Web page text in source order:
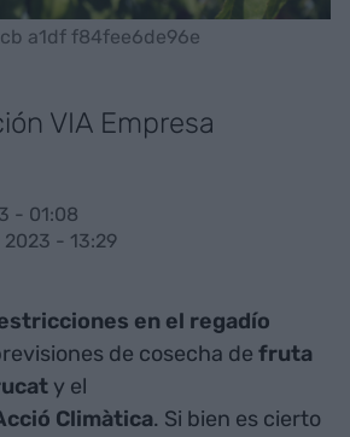
a1df f84fee6de96e
VIA Empresa
- 01:08
- 13:29
en el regadío
de cosecha de fruta
y el
Climàtica. Si bien es cierto